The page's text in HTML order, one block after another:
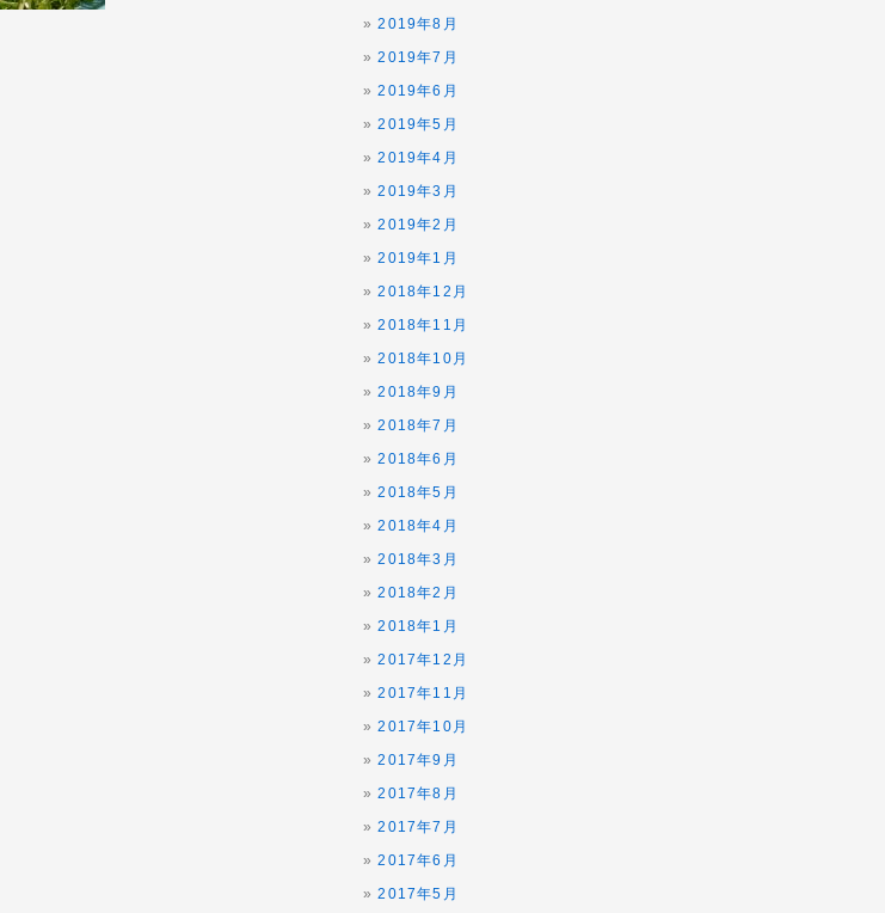
2019年8月
2019年7月
2019年6月
2019年5月
2019年4月
2019年3月
2019年2月
2019年1月
2018年12月
2018年11月
2018年10月
2018年9月
2018年7月
2018年6月
2018年5月
2018年4月
2018年3月
2018年2月
2018年1月
2017年12月
2017年11月
2017年10月
2017年9月
2017年8月
2017年7月
2017年6月
2017年5月